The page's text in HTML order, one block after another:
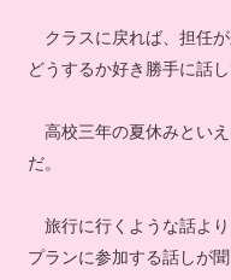
クラスに戻れば、担任
どうするか好き勝手に話し
高校三年の夏休みとい
だ。
旅行に行くような話よ
プランに参加する話しが聞